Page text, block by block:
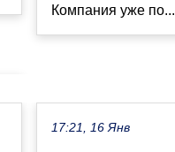
Компания уже по...
17:21, 16 Янв